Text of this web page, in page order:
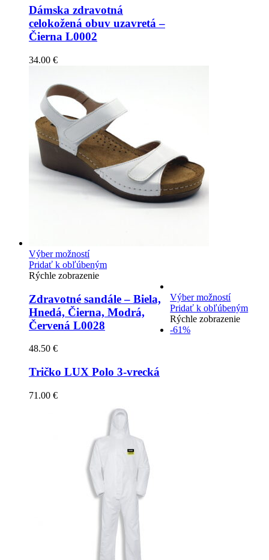
Dámska zdravotná
celokožená obuv uzavretá –
Čierna L0002
34.00 €
Výber možností
Pridať k obľúbeným
Rýchle zobrazenie
Zdravotné sandále – Biela,
Hnedá, Čierna, Modrá,
Červená L0028
48.50 €
Výber možností
Pridať k obľúbeným
Rýchle zobrazenie
Tričko LUX Polo 3-vrecká
71.00 €
-61%